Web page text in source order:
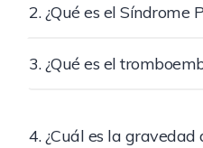
2. ¿Qué es el Síndrome
3. ¿Qué es el
4. ¿Cuál es la